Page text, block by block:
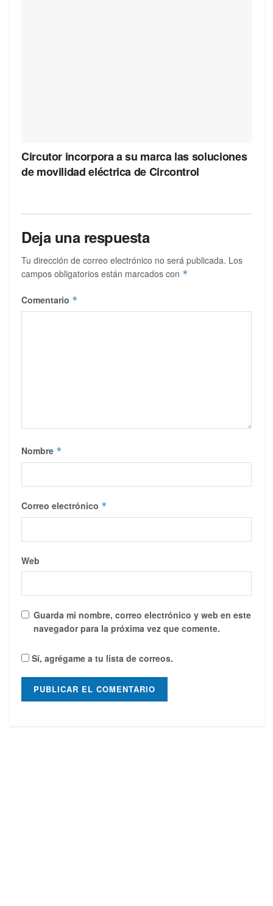
Circutor incorpora a su marca las soluciones
de movilidad eléctrica de Circontrol
Deja una respuesta
Tu dirección de correo electrónico no será publicada. Los
campos obligatorios están marcados con *
Comentario *
Nombre *
Correo electrónico *
Web
Guarda mi nombre, correo electrónico y web en este
navegador para la próxima vez que comente.
Sí, agrégame a tu lista de correos.